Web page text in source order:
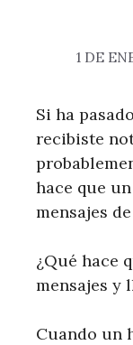
1 DE
Si ha
recibiste
hace que
mensajes
¿Qué hace
mensajes y
Cuando un